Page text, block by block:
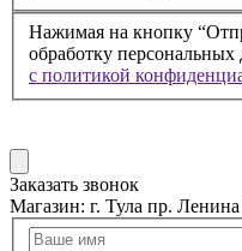
Нажимая на кнопку
обработку персональных
с политикой
Заказать звонок
Магазин: г. Тула пр.